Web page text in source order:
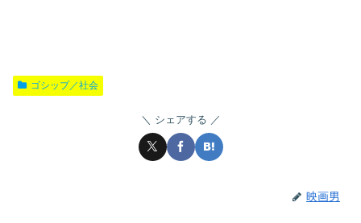
ゴシップ／社会
シェアする
映画男